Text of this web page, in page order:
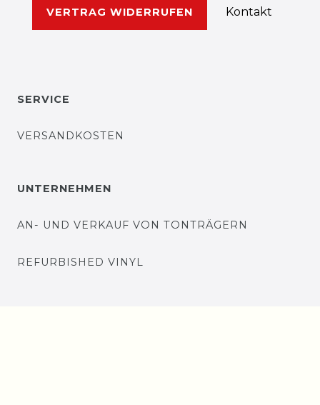
VERTRAG WIDERRUFEN Kontakt
SERVICE
VERSANDKOSTEN
UNTERNEHMEN
AN- UND VERKAUF VON TONTRÄGERN
REFURBISHED VINYL